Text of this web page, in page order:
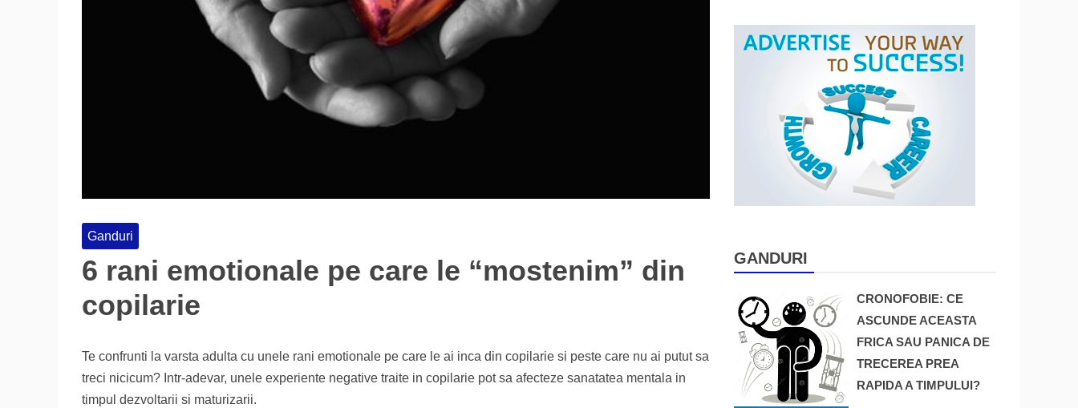
Ganduri
6 rani emotionale pe care le “mostenim” din
copilarie
Te confrunti la varsta adulta cu unele rani emotionale pe care le ai inca din copilarie si peste care nu ai putut sa
treci nicicum? Intr-adevar, unele experiente negative traite in copilarie pot sa afecteze sanatatea mentala in
timpul dezvoltarii si maturizarii.
GANDURI
CRONOFOBIE: CE
ASCUNDE ACEASTA
FRICA SAU PANICA DE
TRECEREA PREA
RAPIDA A TIMPULUI?